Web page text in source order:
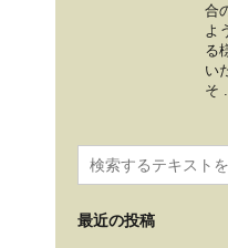
合
よ
る
い
そ
最近の投稿